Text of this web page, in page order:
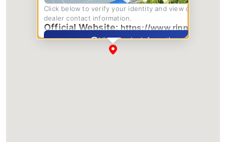
Click below to verify your identity and view complete
dealer contact information.
Official Website:https://www.rippa.com/
View Dealer Information